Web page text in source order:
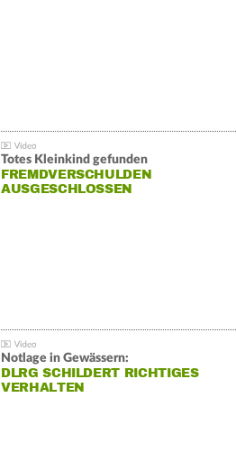
Totes Kleinkind gefunden
FREMDVERSCHULDEN
AUSGESCHLOSSEN
Notlage in Gewässern:
DLRG SCHILDERT RICHTIGES
VERHALTEN